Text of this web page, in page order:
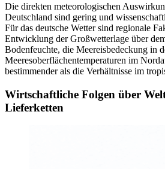
Die direkten meteorologischen
Deutschland sind gering und
Für das deutsche Wetter sind regionale
Entwicklung der Großwetterlage über
Bodenfeuchte, die Meereisbedeckung in
Meeresoberflächentemperaturen im
bestimmender als die Verhältnisse im
Wirtschaftliche Folgen über
Lieferketten